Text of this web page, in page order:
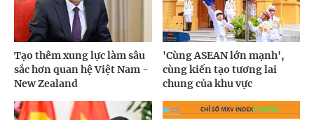
Tạo thêm xung lực làm sâu
sắc hơn quan hệ Việt Nam -
New Zealand
'Cùng ASEAN lớn mạnh',
cùng kiến tạo tương lai
chung của khu vực